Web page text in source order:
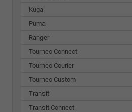
Kuga
Puma
Ranger
Tourneo Connect
Tourneo Courier
Tourneo Custom
Transit
Transit Connect